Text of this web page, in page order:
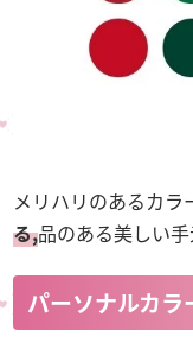
メリハリのあるカラ
る,品のある美しい手
パーソナルカラ